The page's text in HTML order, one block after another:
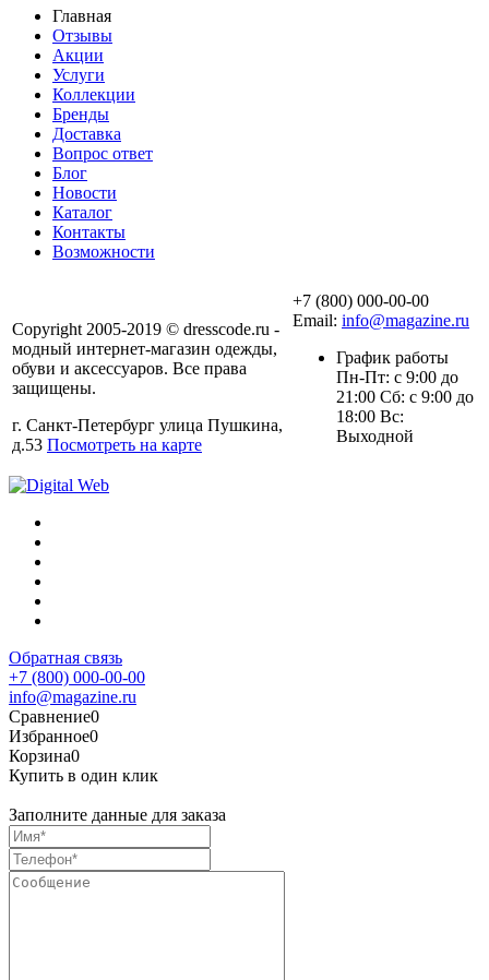
Главная
Отзывы
Акции
Услуги
Коллекции
Бренды
Доставка
Вопрос ответ
Блог
Новости
Каталог
Контакты
Возможности
Copyright 2005-2019 © dresscode.ru -
модный интернет-магазин одежды,
обуви и аксессуаров. Все права
защищены.
г. Санкт-Петербург улица Пушкина,
д.53 Посмотреть на карте
+7 (800) 000-00-00
Email: info@magazine.ru
График работы
Пн-Пт: с 9:00 до
21:00 Сб: с 9:00 до
18:00 Вс:
Выходной
Обратная связь
+7 (800) 000-00-00
info@magazine.ru
Сравнение0
Избранное0
Корзина0
Купить в один клик
Заполните данные для заказа